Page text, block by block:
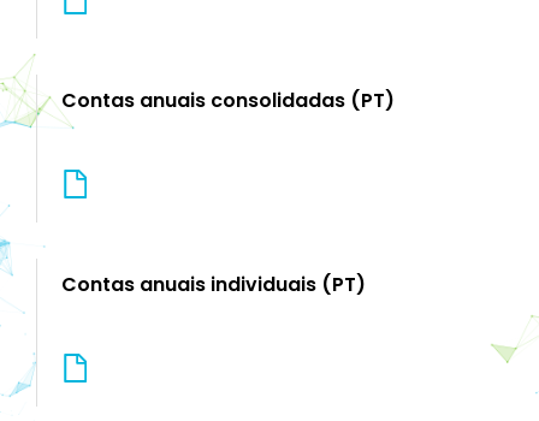
Contas anuais consolidadas (PT)
Contas anuais individuais (PT)